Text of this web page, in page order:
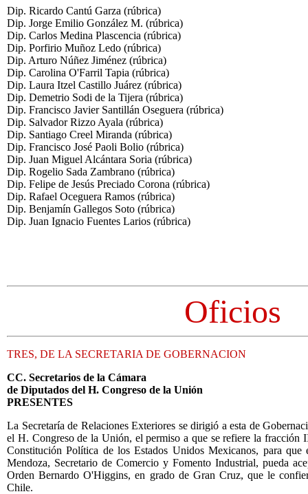
Dip. Ricardo Cantú Garza (rúbrica)
Dip. Jorge Emilio González M. (rúbrica)
Dip. Carlos Medina Plascencia (rúbrica)
Dip. Porfirio Muñoz Ledo (rúbrica)
Dip. Arturo Núñez Jiménez (rúbrica)
Dip. Carolina O'Farril Tapia (rúbrica)
Dip. Laura Itzel Castillo Juárez (rúbrica)
Dip. Demetrio Sodi de la Tijera (rúbrica)
Dip. Francisco Javier Santillán Oseguera (rúbrica)
Dip. Salvador Rizzo Ayala (rúbrica)
Dip. Santiago Creel Miranda (rúbrica)
Dip. Francisco José Paoli Bolio (rúbrica)
Dip. Juan Miguel Alcántara Soria (rúbrica)
Dip. Rogelio Sada Zambrano (rúbrica)
Dip. Felipe de Jesús Preciado Corona (rúbrica)
Dip. Rafael Oceguera Ramos (rúbrica)
Dip. Benjamín Gallegos Soto (rúbrica)
Dip. Juan Ignacio Fuentes Larios (rúbrica)
Oficios
TRES, DE LA SECRETARIA DE GOBERNACION
CC. Secretarios de la Cámara
de Diputados del H. Congreso de la Unión
PRESENTES
La Secretaría de Relaciones Exteriores se dirigió a esta de
el H. Congreso de la Unión, el permiso a que se refiere la fracción
Constitución Política de los Estados Unidos Mexicanos, para
Mendoza, Secretario de Comercio y Fomento Industrial, pueda
Orden Bernardo O'Higgins, en grado de Gran Cruz, que le
Chile.